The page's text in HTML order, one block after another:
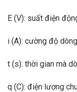
E (V): suất điện
i (A): cường độ
t (s): thời gian mà
q (C): điện lượng